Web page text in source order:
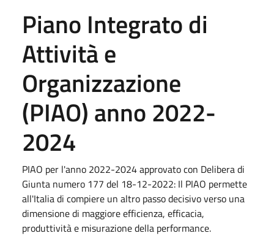
Piano Integrato di
Attività e
Organizzazione
(PIAO) anno 2022-
2024
PIAO per l'anno 2022-2024 approvato con Delibera di
Giunta numero 177 del 18-12-2022: Il PIAO permette
all'Italia di compiere un altro passo decisivo verso una
dimensione di maggiore efficienza, efficacia,
produttività e misurazione della performance.